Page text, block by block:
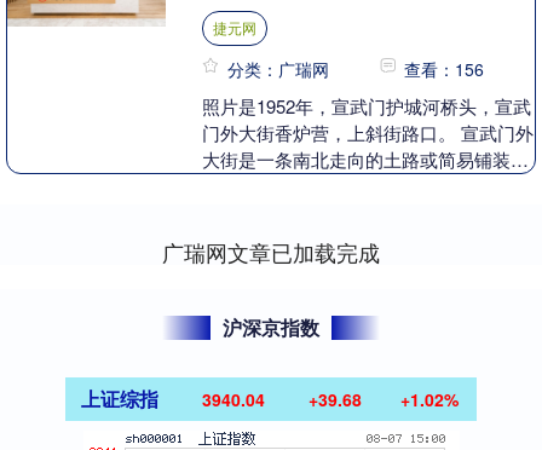
捷元网
分类：广瑞网 查看：156
照片是1952年，宣武门护城河桥头，宣武
门外大街香炉营，上斜街路口。 宣武门外
大街是一条南北走向的土路或简易铺装
广瑞网文章已加载完成
沪深京指数
上证综指 3940.04 +39.68 +1.02%